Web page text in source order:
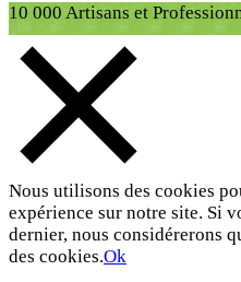
10 000 Artisans et
Nous utilisons des cookies
expérience sur notre site. Si
dernier, nous considérerons
des cookies.Ok